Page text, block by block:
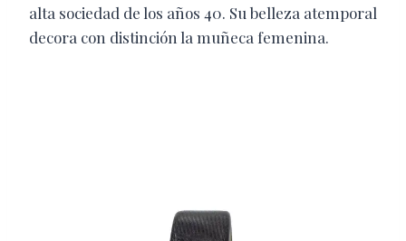
alta sociedad de los años 40. Su belleza atemporal
decora con distinción la muñeca femenina.